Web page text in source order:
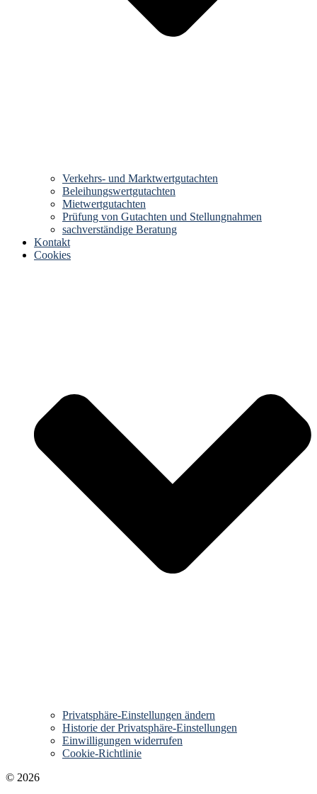
Verkehrs- und Marktwertgutachten
Beleihungswertgutachten
Mietwertgutachten
Prüfung von Gutachten und Stellungnahmen
sachverständige Beratung
Kontakt
Cookies
Privatsphäre-Einstellungen ändern
Historie der Privatsphäre-Einstellungen
Einwilligungen widerrufen
Cookie-Richtlinie
© 2026